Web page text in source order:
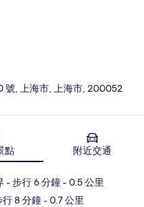
地圖
號, 上海市, 上海市, 200052
點 附近交通
- 步行 6 分鐘- 0.5 公里
行 8 分鐘- 0.7 公里